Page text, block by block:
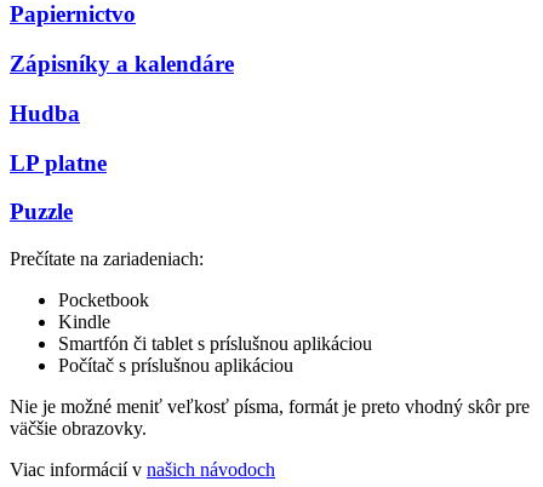
Papiernictvo
Zápisníky a kalendáre
Hudba
LP platne
Puzzle
Prečítate na zariadeniach:
Pocketbook
Kindle
Smartfón či tablet s príslušnou aplikáciou
Počítač s príslušnou aplikáciou
Nie je možné meniť veľkosť písma, formát je preto vhodný skôr pre
väčšie obrazovky.
Viac informácií v našich návodoch